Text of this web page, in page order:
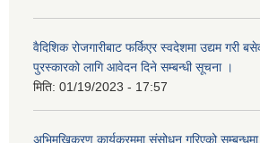
वैदिशिक रोजगारीबाट फर्किएर स्वदेशमा उद्यम गरी
पुरस्कारको लागि आवेदन दिने सम्बन्धी सूचना ।
मिति: 01/19/2023 - 17:57
अभिमुखिकरण कार्यक्रममा संसोधन गरिएको